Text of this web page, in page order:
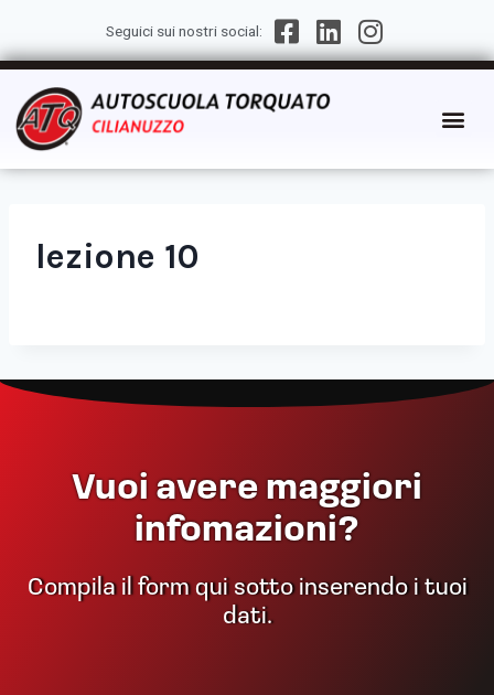
Seguici sui nostri social:
lezione 10
Vuoi avere maggiori
infomazioni?
Compila il form qui sotto inserendo i tuoi
dati.